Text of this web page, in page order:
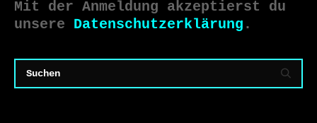
Mit der Anmeldung akzeptierst du
unsere Datenschutzerklärung .